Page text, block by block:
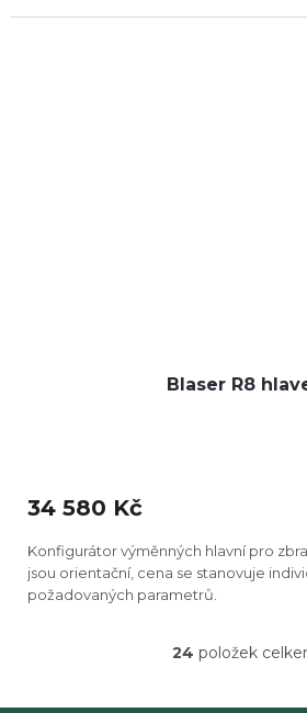
Blaser R8
34 580 Kč
Konfigurátor výměnných hlavní pro
jsou orientační, cena se stanovuje
požadovaných parametrů.
O
l
24 položek